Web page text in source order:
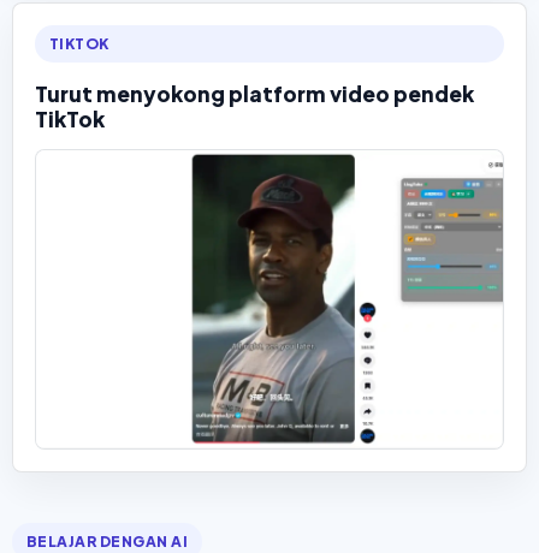
TIKTOK
Turut menyokong platform video pendek
TikTok
BELAJAR DENGAN AI